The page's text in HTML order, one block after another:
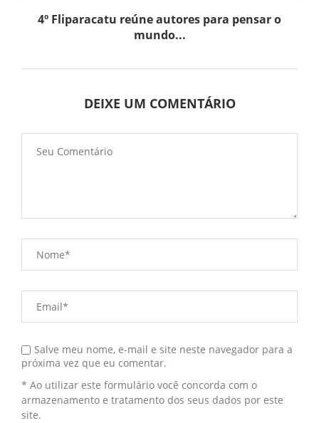
4º Fliparacatu reúne autores para pensar o
mundo...
DEIXE UM COMENTÁRIO
Salve meu nome, e-mail e site neste navegador para a
próxima vez que eu comentar.
* Ao utilizar este formulário você concorda com o
armazenamento e tratamento dos seus dados por este
site.